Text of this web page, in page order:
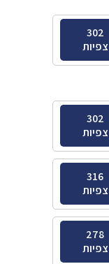
302
צפיות
302
צפיות
316
צפיות
278
צפיות